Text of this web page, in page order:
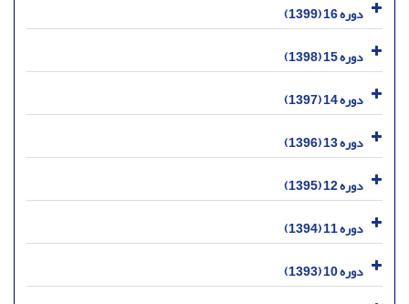
دوره 16 (1399)
دوره 15 (1398)
دوره 14 (1397)
دوره 13 (1396)
دوره 12 (1395)
دوره 11 (1394)
دوره 10 (1393)